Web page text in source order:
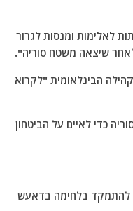
לאלימות ומנסות לגרור
לאחר שיצאה משטח סוריה".
הבינלאומית "לקרוא
כדי לאיים על הביטחון
להתמקד בלחימה בדאעש